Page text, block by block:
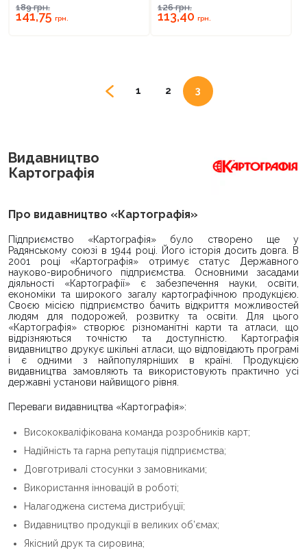
189грн.
141,75 грн.
126грн.
113,40 грн.
1 2 3
Видавництво
Картографія
Про видавництво «Картографія»
Підприємство «Картографія» було створено ще у
Радянському союзі в 1944 році. Його історія досить довга. В
2001 році «Картографія» отримує статус Державного
науково-виробничого підприємства. Основними засадами
діяльності «Картографії» є забезпечення науки, освіти,
економіки та широкого загалу картографічною продукцією.
Своєю місією підприємство бачить відкриття можливостей
людям для подорожей, розвитку та освіти. Для цього
«Картографія» створює різноманітні карти та атласи, що
відрізняються точністю та доступністю. Картографія
видавництво друкує шкільні атласи, що відповідають програмі
і є одними з найпопулярніших в країні. Продукцією
видавництва замовляють та використовують практично усі
державні установи найвищого рівня.
Переваги видавництва «Картографія»:
Висококваліфікована команда розробників карт;
Надійність та гарна репутація підприємства;
Довготривалі стосунки з замовниками;
Використання інновацій в роботі;
Налагоджена система дистрибуції;
Видавництво продукції в великих об’ємах;
Якісний друк та сировина;